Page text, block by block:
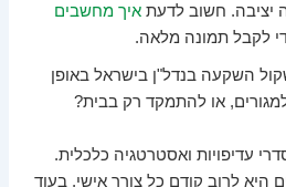
יציבה. חשוב לדעתאיך מחשבים
לקבל תמונה מלאה.
השקעה בנדל"ן בישראל באופן
למגורים, או להתמקד רק בבית?
עדיפויות ואסטרטגיה כלכלית.
היא לרוב קודם כל צורך אישי, בעוד